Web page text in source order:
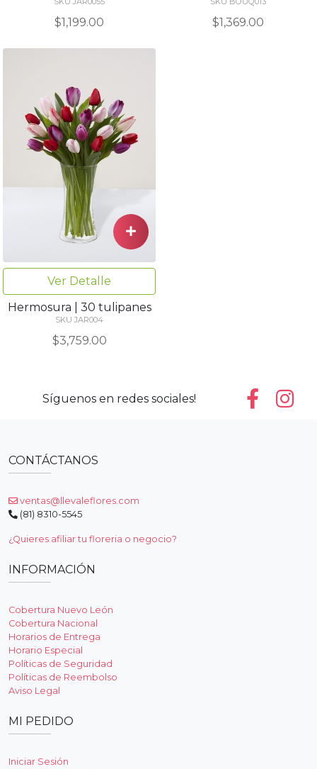
$1,199.00 $1,369.00
Ver Detalle
Hermosura | 30 tulipanes
SKU JAR004
$3,759.00
Síguenos en redes sociales!
CONTÁCTANOS
ventas@llevaleflores.com
(81) 8310-5545
¿Quieres afiliar tu floreria o negocio?
INFORMACIÓN
Cobertura Nuevo León
Cobertura Nacional
Horarios de Entrega
Horario Especial
Políticas de Seguridad
Políticas de Reembolso
Aviso Legal
MI PEDIDO
Iniciar Sesión